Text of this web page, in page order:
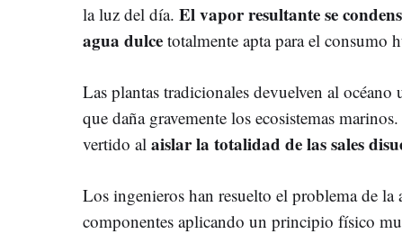
la luz del día. El vapor resultante se
agua dulce totalmente apta para el consumo
Las plantas tradicionales devuelven al océano
que daña gravemente los ecosistemas
vertido al aislar la totalidad de las sales
Los ingenieros han resuelto el problema de la
componentes aplicando un principio físico